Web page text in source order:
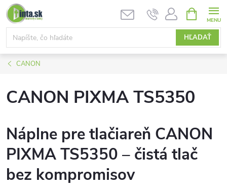
Prejsť
na
obsah
HĽADAŤ
KOŠÍK
CANON
CANON PIXMA TS5350
Náplne pre tlačiareň CANON
PIXMA TS5350 – čistá tlač
bez kompromisov